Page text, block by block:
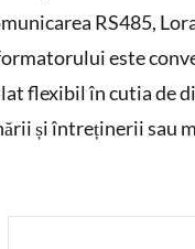
RS485,
este
flexibil în cutia de
și întreținerii sau